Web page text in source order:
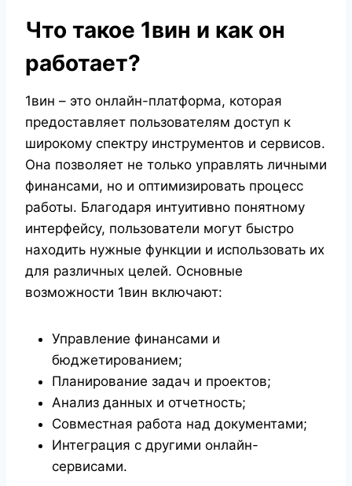
Что такое 1вин и как он
работает?
1вин – это онлайн-платформа, которая
предоставляет пользователям доступ к
широкому спектру инструментов и сервисов.
Она позволяет не только управлять личными
финансами, но и оптимизировать процесс
работы. Благодаря интуитивно понятному
интерфейсу, пользователи могут быстро
находить нужные функции и использовать их
для различных целей. Основные
возможности 1вин включают:
Управление финансами и
бюджетированием;
Планирование задач и проектов;
Анализ данных и отчетность;
Совместная работа над документами;
Интеграция с другими онлайн-
сервисами.